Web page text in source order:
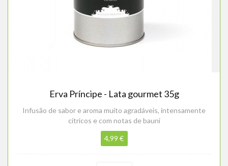
Erva Príncipe - Lata gourmet 35g
Infusão de sabor e aroma muito agradáveis, intensamente
cítricos e com notas de bauni
4,99 €